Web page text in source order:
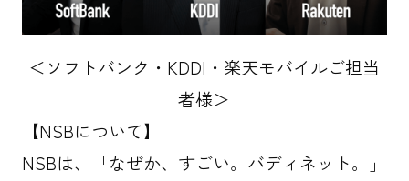
＜ソフトバンク・KDDI・楽天モバイルご担当
者様＞
【NSBについて】
NSBは、「なぜか、すごい。バディネット。」